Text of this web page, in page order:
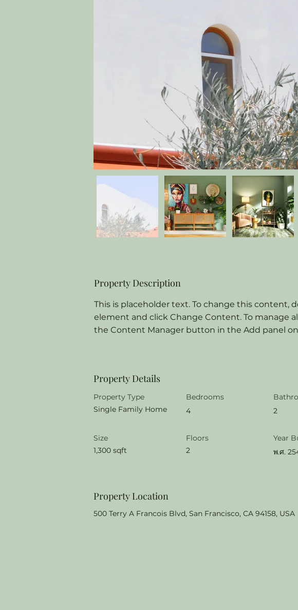
Property Description
This is placeholder text. To change this content,
element and click Change Content. To manage
the Content Manager button in the Add panel
Property Details
Property Type
Single Family Home
Bedrooms
4
2
Size
1,300 sqft
Floors
2
Year
พ.ศ.
Property Location
500 Terry A Francois Blvd, San Francisco, CA 94158, USA